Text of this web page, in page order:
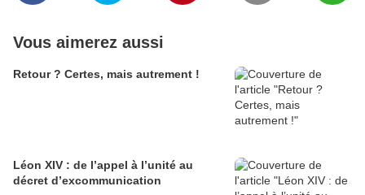
Vous aimerez aussi
Retour ? Certes, mais autrement !
Léon XIV : de l’appel à l’unité au
décret d’excommunication